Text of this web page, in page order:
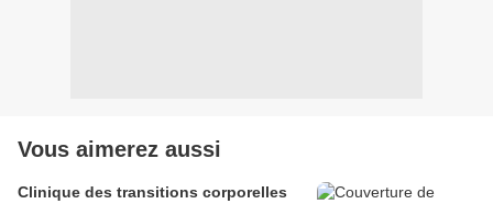
Vous aimerez aussi
Clinique des transitions corporelles